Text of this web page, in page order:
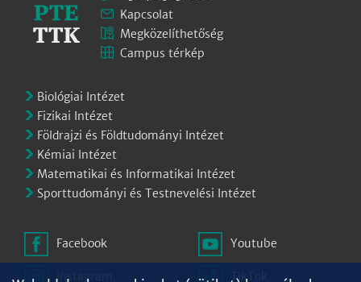
Kapcsolat
Megközelíthetőség
Campus térkép
Biológiai Intézet
Fizikai Intézet
Földrajzi és Földtudományi Intézet
Kémiai Intézet
Matematikai és Informatikai Intézet
Sporttudományi és Testnevelési Intézet
Facebook
Instagram
Youtube
TikTok